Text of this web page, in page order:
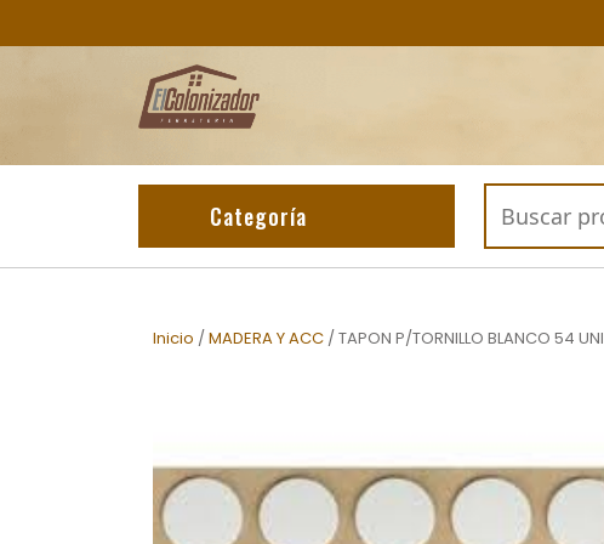
Categoría
por:
Inicio /MADERA Y ACC / TAPON P/TORNILLO BLANCO 54 UNI